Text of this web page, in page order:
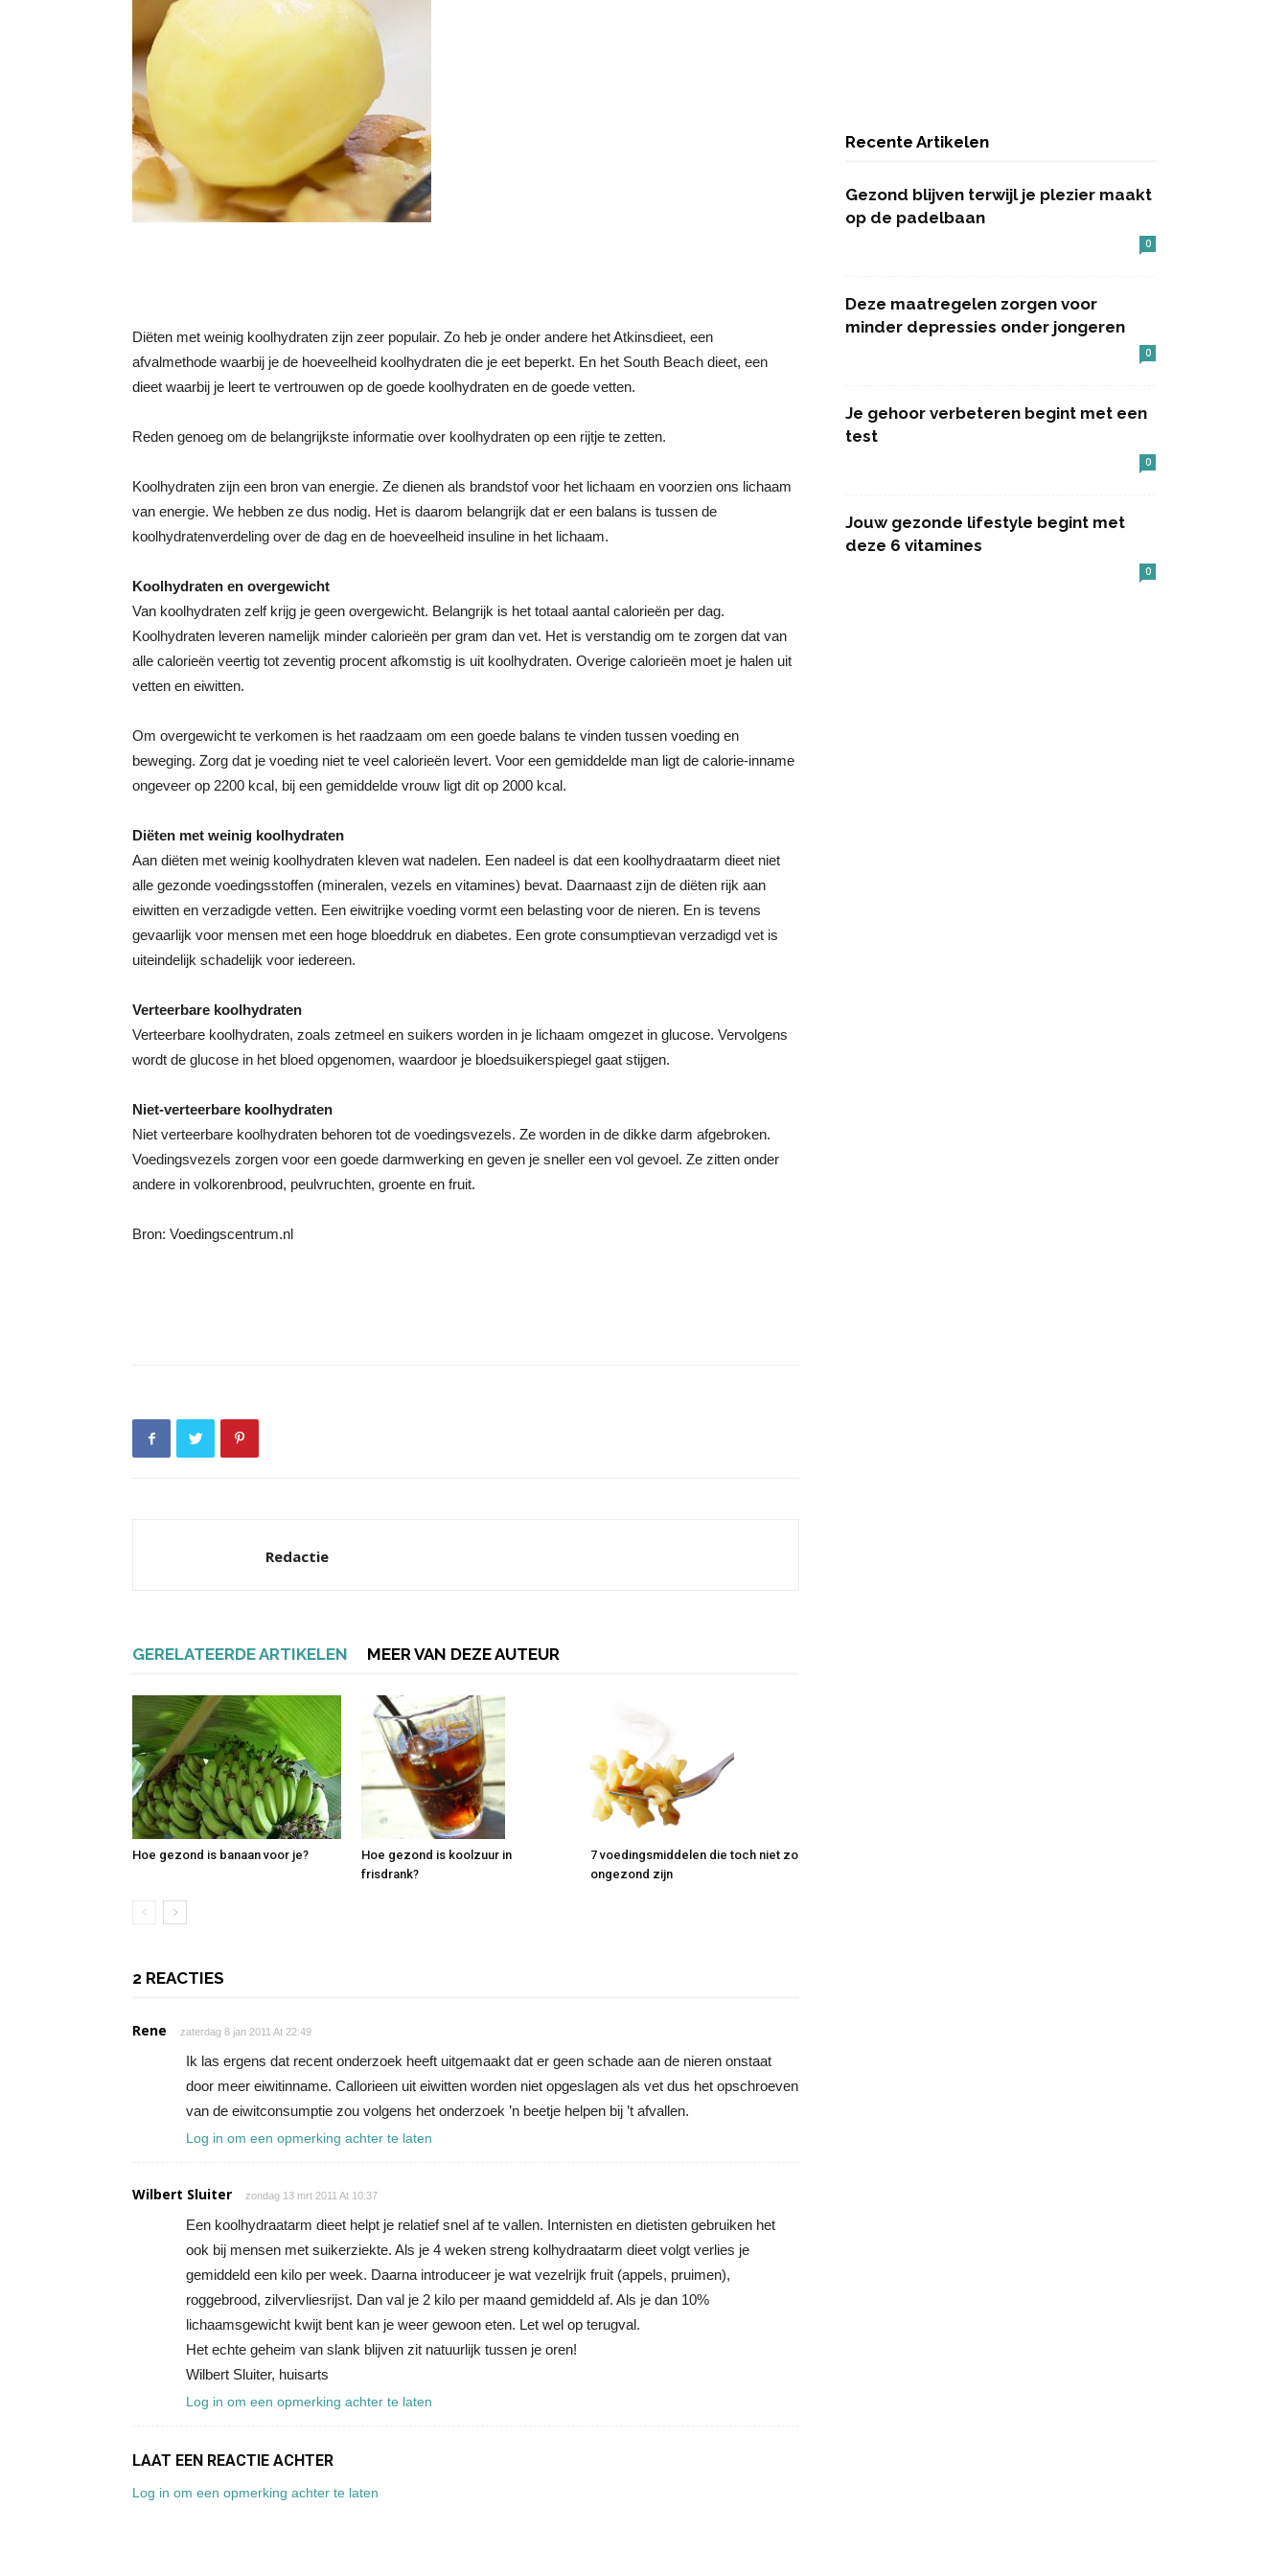
Diëten met weinig koolhydraten zijn zeer populair. Zo heb je onder andere het Atkinsdieet, een
afvalmethode waarbij je de hoeveelheid koolhydraten die je eet beperkt. En het South Beach dieet, een
dieet waarbij je leert te vertrouwen op de goede koolhydraten en de goede vetten.
Reden genoeg om de belangrijkste informatie over koolhydraten op een rijtje te zetten.
Koolhydraten zijn een bron van energie. Ze dienen als brandstof voor het lichaam en voorzien ons lichaam
van energie. We hebben ze dus nodig. Het is daarom belangrijk dat er een balans is tussen de
koolhydratenverdeling over de dag en de hoeveelheid insuline in het lichaam.
Koolhydraten en overgewicht
Van koolhydraten zelf krijg je geen overgewicht. Belangrijk is het totaal aantal calorieën per dag.
Koolhydraten leveren namelijk minder calorieën per gram dan vet. Het is verstandig om te zorgen dat van
alle calorieën veertig tot zeventig procent afkomstig is uit koolhydraten. Overige calorieën moet je halen uit
vetten en eiwitten.
Om overgewicht te verkomen is het raadzaam om een goede balans te vinden tussen voeding en
beweging. Zorg dat je voeding niet te veel calorieën levert. Voor een gemiddelde man ligt de calorie-inname
ongeveer op 2200 kcal, bij een gemiddelde vrouw ligt dit op 2000 kcal.
Diëten met weinig koolhydraten
Aan diëten met weinig koolhydraten kleven wat nadelen. Een nadeel is dat een koolhydraatarm dieet niet
alle gezonde voedingsstoffen (mineralen, vezels en vitamines) bevat. Daarnaast zijn de diëten rijk aan
eiwitten en verzadigde vetten. Een eiwitrijke voeding vormt een belasting voor de nieren. En is tevens
gevaarlijk voor mensen met een hoge bloeddruk en diabetes. Een grote consumptievan verzadigd vet is
uiteindelijk schadelijk voor iedereen.
Verteerbare koolhydraten
Verteerbare koolhydraten, zoals zetmeel en suikers worden in je lichaam omgezet in glucose. Vervolgens
wordt de glucose in het bloed opgenomen, waardoor je bloedsuikerspiegel gaat stijgen.
Niet-verteerbare koolhydraten
Niet verteerbare koolhydraten behoren tot de voedingsvezels. Ze worden in de dikke darm afgebroken.
Voedingsvezels zorgen voor een goede darmwerking en geven je sneller een vol gevoel. Ze zitten onder
andere in volkorenbrood, peulvruchten, groente en fruit.
Bron: Voedingscentrum.nl
Redactie
GERELATEERDE ARTIKELEN MEER VAN DEZE AUTEUR
Hoe gezond is banaan voor je?
Hoe gezond is koolzuur in
frisdrank?
7 voedingsmiddelen die toch niet zo
ongezond zijn
2 REACTIES
Rene zaterdag 8 jan 2011 At 22:49
Ik las ergens dat recent onderzoek heeft uitgemaakt dat er geen schade aan de nieren onstaat
door meer eiwitinname. Callorieen uit eiwitten worden niet opgeslagen als vet dus het opschroeven
van de eiwitconsumptie zou volgens het onderzoek ’n beetje helpen bij ’t afvallen.
Log in om een opmerking achter te laten
Wilbert Sluiter zondag 13 mrt 2011 At 10:37
Een koolhydraatarm dieet helpt je relatief snel af te vallen. Internisten en dietisten gebruiken het
ook bij mensen met suikerziekte. Als je 4 weken streng kolhydraatarm dieet volgt verlies je
gemiddeld een kilo per week. Daarna introduceer je wat vezelrijk fruit (appels, pruimen),
roggebrood, zilvervliesrijst. Dan val je 2 kilo per maand gemiddeld af. Als je dan 10%
lichaamsgewicht kwijt bent kan je weer gewoon eten. Let wel op terugval.
Het echte geheim van slank blijven zit natuurlijk tussen je oren!
Wilbert Sluiter, huisarts
Log in om een opmerking achter te laten
LAAT EEN REACTIE ACHTER
Log in om een opmerking achter te laten
Recente Artikelen
Gezond blijven terwijl je plezier maakt
op de padelbaan
0
Deze maatregelen zorgen voor
minder depressies onder jongeren
0
Je gehoor verbeteren begint met een
test
0
Jouw gezonde lifestyle begint met
deze 6 vitamines
0